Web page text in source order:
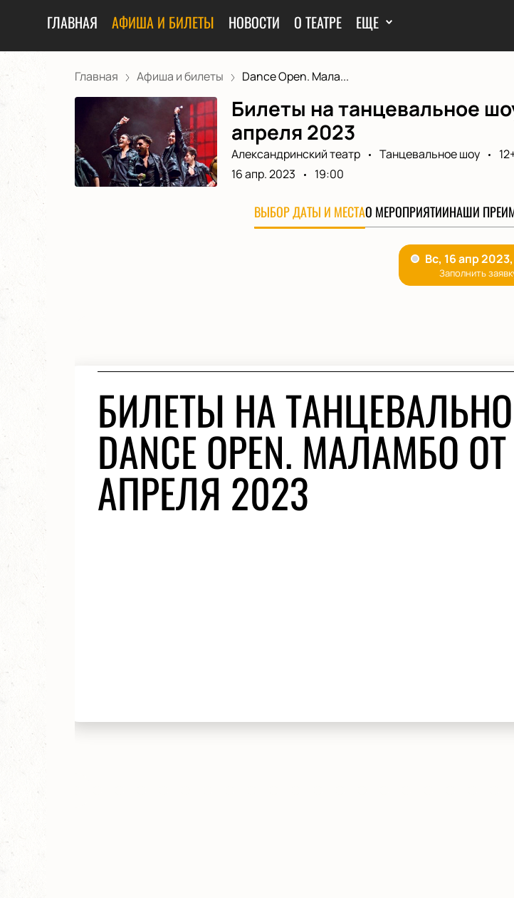
ГЛАВНАЯ АФИША И БИЛЕТЫ НОВОСТИ О ТЕАТРЕ ЕЩЕ
Главная Афиша и билеты Dance Open. Мала...
Билеты на танцевальное
апреля 2023
Александринский театр Танцевальное шоу
16 апр. 2023
19:00
ВЫБОР ДАТЫ И МЕСТАО МЕРОПРИЯТИИНАШИ
БИЛЕТЫ НА
DANCE OPEN. МАЛАМБО
АПРЕЛЯ 2023